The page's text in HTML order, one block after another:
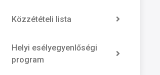
Közzétételi lista
Helyi esélyegyenlőségi
program